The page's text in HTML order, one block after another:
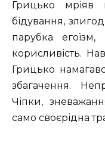
Грицько мріяв
бідування,
парубка
корисливість.
Грицько
збагачення.
Чіпки,
само своєрідна